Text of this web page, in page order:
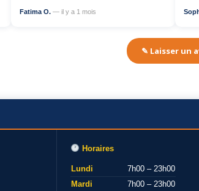
Fatima O. — il y a 1 mois
✎ Laisser un
Horaires
Lundi
7h00 – 23h00
Mardi
7h00 – 23h00